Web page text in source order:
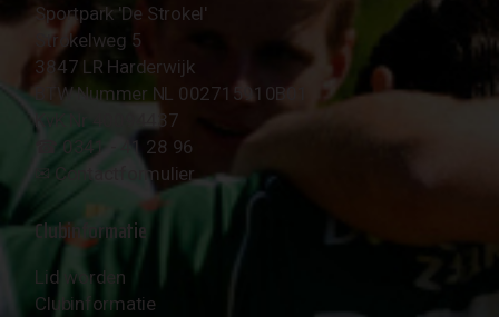
Sportpark 'De Strokel'
Strokelweg 5
3847 LR Harderwijk
BTW Nummer NL 002715910B01
KvK Nr 40094437
☎︎ 0341 - 41 28 96
✉︎ Contactformulier
Clubinformatie
Lid worden
Clubinformatie